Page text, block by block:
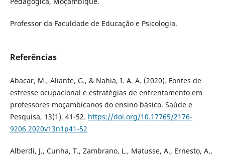
Professor da Faculdade de Educação e Psicologia.
Referências
Abacar, M., Aliante, G., & Nahia, I. A. A. (2020). Fontes de
estresse ocupacional e estratégias de enfrentamento em
professores moçambicanos do ensino básico. Saúde e
Pesquisa, 13(1), 41-52. https://doi.org/10.17765/2176-
9206.2020v13n1p41-52
Alberdi, J., Cunha, T., Zambrano, L., Matusse, A., Ernesto, A.,